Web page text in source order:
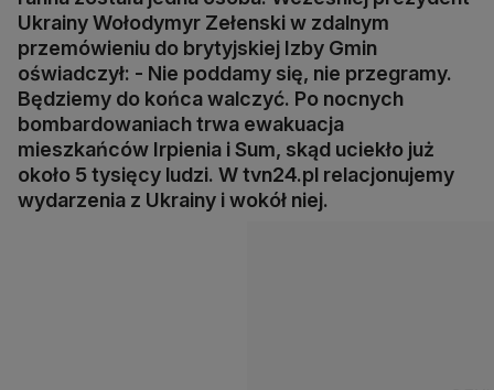
Ukrainy Wołodymyr Zełenski w zdalnym
przemówieniu do brytyjskiej Izby Gmin
oświadczył: - Nie poddamy się, nie przegramy.
Będziemy do końca walczyć. Po nocnych
bombardowaniach trwa ewakuacja
mieszkańców Irpienia i Sum, skąd uciekło już
około 5 tysięcy ludzi. W tvn24.pl relacjonujemy
wydarzenia z Ukrainy i wokół niej.